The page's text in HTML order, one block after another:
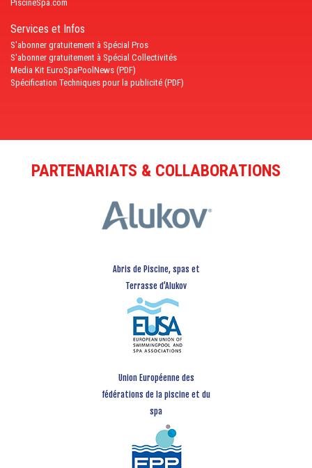
PiscineSpa.com
Services et Infos
S'abonner gratuitement à Spécial Pros
S'abonner gratuitement à Spécial Collectivités
Media Kit EuroSpaPoolNews (PDF)
Spécification Techniques pour la publicité (PDF)
PARTENARIATS & COLLABORATIONS
Abris de Piscine, spas et
Terrasse d’Alukov
Union Européenne des
fédérations de la piscine et du
spa